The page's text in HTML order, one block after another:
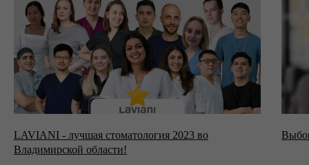
LAVIANI - лучшая стоматология 2023 во
Владимирской области!